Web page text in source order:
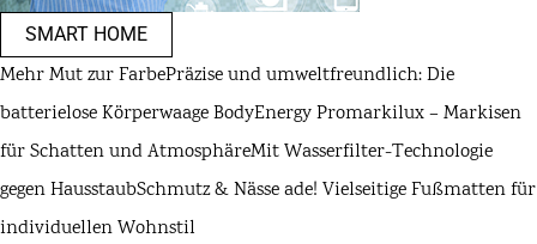
SMART HOME
Mehr Mut zur FarbePräzise und umweltfreundlich: Die
batterielose Körperwaage BodyEnergy Promarkilux – Markisen
für Schatten und AtmosphäreMit Wasserfilter-Technologie
gegen HausstaubSchmutz & Nässe ade! Vielseitige Fußmatten für
individuellen Wohnstil